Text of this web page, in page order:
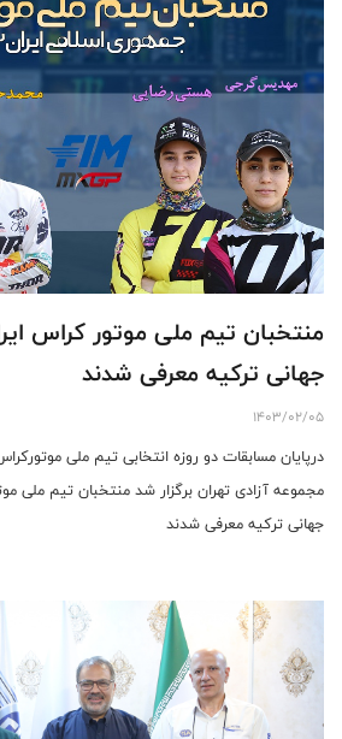
منتخبان تیم ملی موتور کراس
جهانی ترکیه معرفی شدند
1403/02/05
درپایان مسابقات دو روزه انتخابی تیم ملی
مجموعه آزادی تهران برگزار شد منتخبان تیم ملی
جهانی ترکیه معرفی شدند